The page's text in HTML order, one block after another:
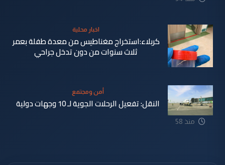
منذ 40
دقيقة
اخبار محلية
كربلاء:استخراج مغناطيس من معدة طفلة بعمر
ثلاث سنوات من دون تدخل جراحي
منذ 58
أمن ومجتمع
النقل: تفعيل الرحلات الجوية لـ 10 وجهات دولية